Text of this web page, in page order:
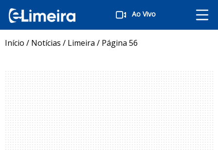
Ao Vivo
Início / Notícias / Limeira / Página 56